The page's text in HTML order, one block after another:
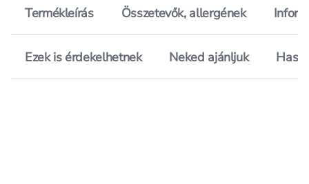
Termékleírás Összetevők, allergének
Ezek is érdekelhetnek Neked ajánljuk